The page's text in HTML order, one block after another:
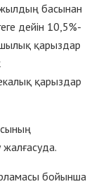
басынан
дейін 10,5%-
қарыздар
қарыздар
бойынша